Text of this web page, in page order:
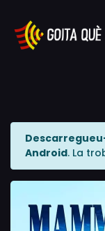
Android. La